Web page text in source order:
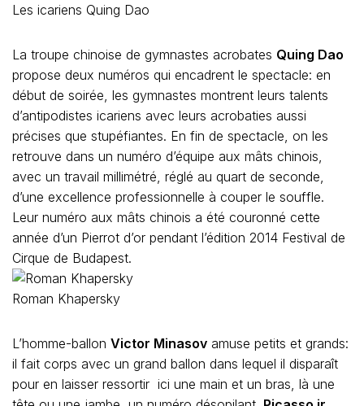
Les icariens Quing Dao
La troupe chinoise de gymnastes acrobates Quing Dao
propose deux numéros qui encadrent le spectacle: en
début de soirée, les gymnastes montrent leurs talents
d’antipodistes icariens avec leurs acrobaties aussi
précises que stupéfiantes. En fin de spectacle, on les
retrouve dans un numéro d’équipe aux mâts chinois,
avec un travail millimétré, réglé au quart de seconde,
d’une excellence professionnelle à couper le souffle.
Leur numéro aux mâts chinois a été couronné cette
année d’un Pierrot d’or pendant l’édition 2014 Festival de
Cirque de Budapest.
Roman Khapersky
L’homme-ballon Victor Minasov amuse petits et grands:
il fait corps avec un grand ballon dans lequel il disparaît
pour en laisser ressortir ici une main et un bras, là une